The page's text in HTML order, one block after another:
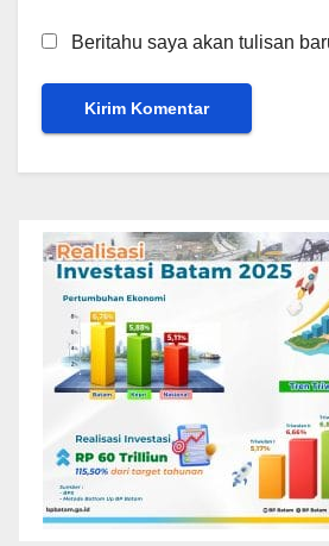
Beritahu saya akan tulisan